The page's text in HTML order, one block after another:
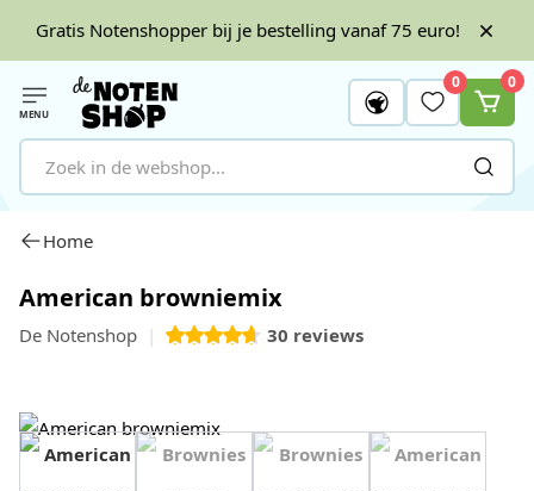
Gratis Notenshopper bij je bestelling vanaf 75 euro!
Ga naar de inhoud
MENU
0 0
Home
American browniemix
30 reviews
De Notenshop
View image 1View image 2View image 3View